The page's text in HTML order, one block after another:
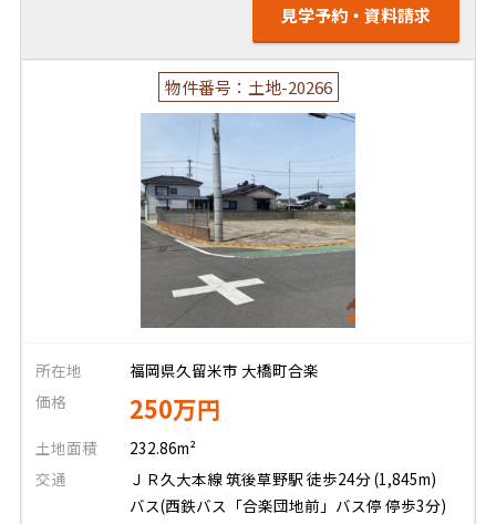
見学予約・資料請求
物件番号：土地-20266
所在地
福岡県久留米市 大橋町合楽
価格
250万円
土地面積
232.86m²
交通
ＪＲ久大本線 筑後草野駅 徒歩24分 (1,845m)
バス(西鉄バス「合楽団地前」バス停 停歩3分)